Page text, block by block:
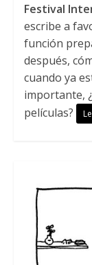
Festival
escribe a
función
después,
cuando ya
importante,
películas?